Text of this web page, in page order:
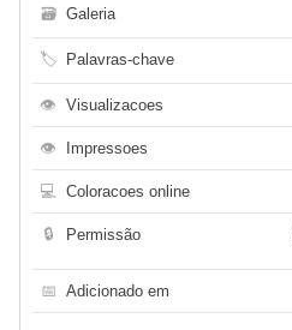
🗃 Galeria
🏷 Palavras-chave
👁 Visualizacoes
👁 Impressoes
💻 Coloracoes online
🔒 Permissão
📅 Adicionado em